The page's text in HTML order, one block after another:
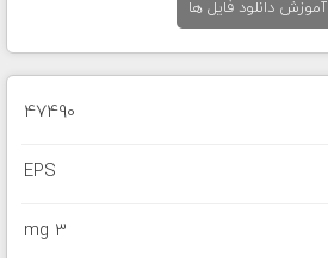
آموزش دانلود فایل ها
47490
EPS
3 mg